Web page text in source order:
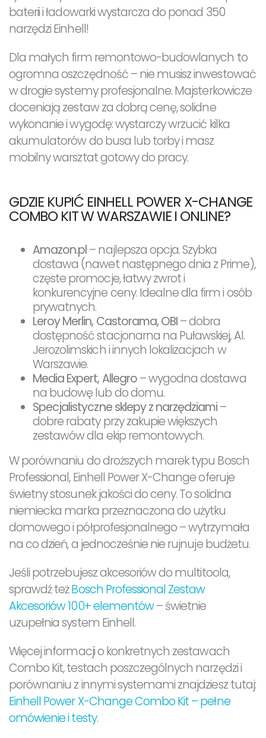
baterii i ładowarki wystarcza do ponad 350
narzędzi Einhell!
Dla małych firm remontowo-budowlanych to
ogromna oszczędność – nie musisz inwestować
w drogie systemy profesjonalne. Majsterkowicze
doceniają zestaw za dobrą cenę, solidne
wykonanie i wygodę: wystarczy wrzucić kilka
akumulatorów do busa lub torby i masz
mobilny warsztat gotowy do pracy.
GDZIE KUPIĆ EINHELL POWER X-CHANGE
COMBO KIT W WARSZAWIE I ONLINE?
Amazon.pl– najlepsza opcja. Szybka
dostawa (nawet następnego dnia z Prime),
częste promocje, łatwy zwrot i
konkurencyjne ceny. Idealne dla firm i osób
prywatnych.
Leroy Merlin, Castorama, OBI– dobra
dostępność stacjonarna na Puławskiej, Al.
Jerozolimskich i innych lokalizacjach w
Warszawie.
Media Expert, Allegro– wygodna dostawa
na budowę lub do domu.
Specjalistyczne sklepy z narzędziami–
dobre rabaty przy zakupie większych
zestawów dla ekip remontowych.
W porównaniu do droższych marek typu Bosch
Professional, Einhell Power X-Change oferuje
świetny stosunek jakości do ceny. To solidna
niemiecka marka przeznaczona do użytku
domowego i półprofesjonalnego – wytrzymała
na co dzień, a jednocześnie nie rujnuje budżetu.
Jeśli potrzebujesz akcesoriów do multitoola,
sprawdź teżBosch Professional Zestaw
Akcesoriów 100+ elementów– świetnie
uzupełnia system Einhell.
Więcej informacji o konkretnych zestawach
Combo Kit, testach poszczególnych narzędzi i
porównaniu z innymi systemami znajdziesz tutaj:
Einhell Power X-Change Combo Kit – pełne
omówienie i testy.